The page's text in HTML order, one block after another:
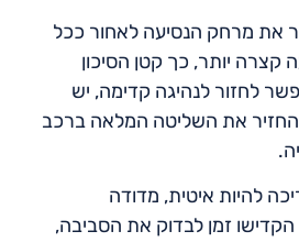
את מרחק הנסיעה לאחור ככל
יותר, כך קטן הסיכון
לחזור לנהיגה קדימה, יש
את השליטה המלאה ברכב
להיות איטית, מדודה
זמן לבדוק את הסביבה,